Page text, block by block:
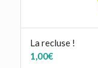
La recluse !
1,00€